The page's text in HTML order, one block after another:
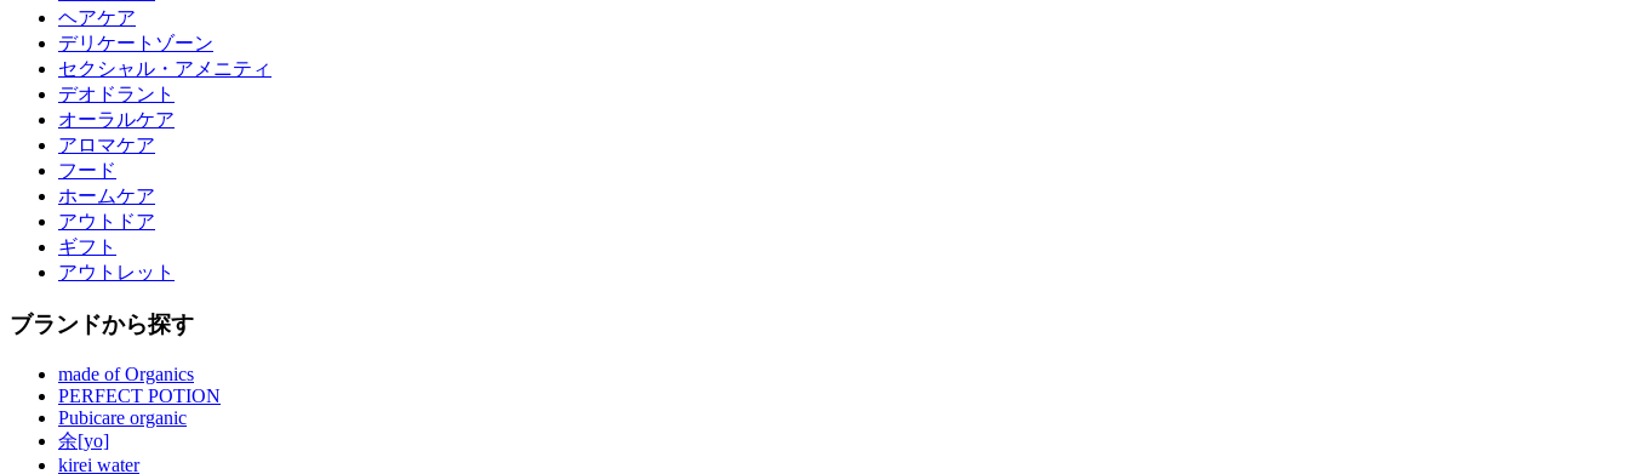
ヘアケア
デリケートゾーン
セクシャル・アメニティ
デオドラント
オーラルケア
アロマケア
フード
ホームケア
アウトドア
ギフト
アウトレット
ブランドから探す
made of Organics
PERFECT POTION
Pubicare organic
余[yo]
kirei water